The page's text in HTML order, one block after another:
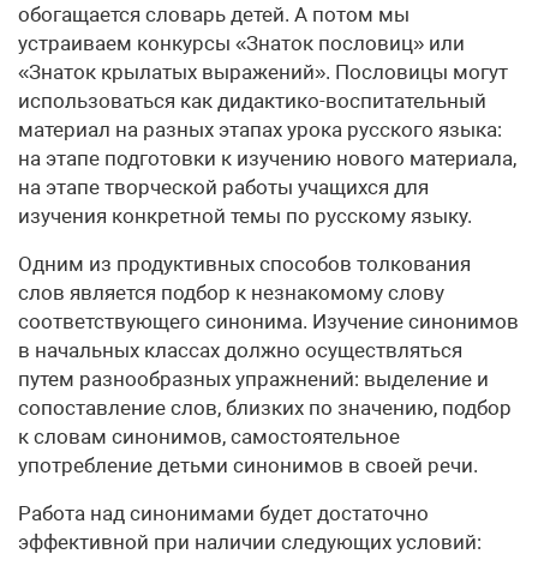
обогащается словарь детей. А потом мы
устраиваем конкурсы «Знаток пословиц» или
«Знаток крылатых выражений». Пословицы могут
использоваться как дидактико-воспитательный
материал на разных этапах урока русского языка:
на этапе подготовки к изучению нового материала,
на этапе творческой работы учащихся для
изучения конкретной темы по русскому языку.
Одним из продуктивных способов толкования
слов является подбор к незнакомому слову
соответствующего синонима. Изу­чение синонимов
в начальных классах должно осуществляться
путем разнообразных упражнений: выделение и
сопоставление слов, близких по значению, подбор
к словам синонимов, самостоятельное
употребление детьми синонимов в своей речи.
Работа над синонимами будет достаточно
эффективной при наличии следующих условий: